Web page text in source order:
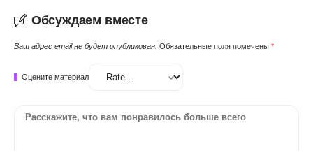
Обсуждаем вместе
Ваш адрес email не будет опубликован. Обязательные поля помечены *
Оцените материал